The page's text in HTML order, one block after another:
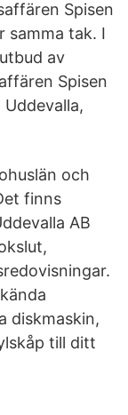
Spisen
samma tak. I
av
Spisen
Uddevalla,
och
finns
AB
diskmaskin,
till ditt